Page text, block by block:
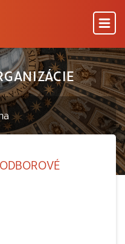
ODBOROVÉ